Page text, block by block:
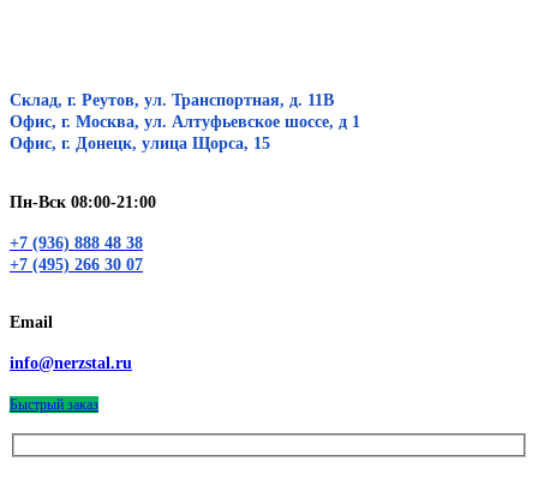
Склад, г. Реутов, ул. Транспортная, д. 11В
Офис, г. Москва, ул. Алтуфьевское шоссе, д 1
Офис, г. Донецк, улица Щорса, 15
Пн-Вск 08:00-21:00
+7 (936) 888 48 38
+7 (495) 266 30 07
Email
info@nerzstal.ru
Быстрый заказ